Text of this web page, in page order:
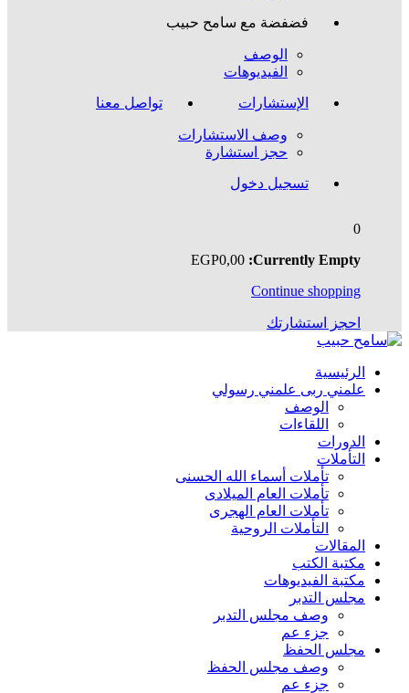
فضفضة مع سامح حبيب
الوصف
الفيديوهات
الإستشارات
وصف الاستشارات
حجز استشارة
تواصل معنا
تسجيل دخول
0
Currently Empty:
EGP0,00
Continue shopping
احجز استشارتك
الرئيسية
علمني ربى علمني رسولي
الوصف
اللقاءات
الدورات
التأملات
تأملات أسماء الله الحسنى
تأملات العام الميلادى
تأملات العام الهجرى
التأملات الروحية
المقالات
مكتبة الكتب
مكتبة الفيديوهات
مجلس التدبر
وصف مجلس التدبر
جزء عم
مجلس الحفظ
وصف مجلس الحفظ
جزء عم